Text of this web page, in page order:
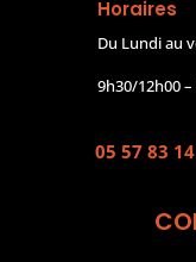
Horaires
Du Lundi au
9h30/12h00
05 57 83